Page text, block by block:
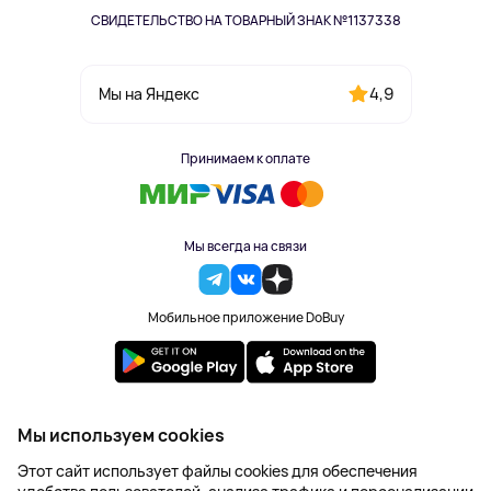
СВИДЕТЕЛЬСТВО НА ТОВАРНЫЙ ЗНАК №1137338
Мы на Яндекс 4,9
Принимаем к оплате
Мы всегда на связи
Мобильное приложение DoBuy
2023-2026 © DoBuy. Все права защищены
Правила обработки персональных данных
Пользовательское соглашение
Мы используем cookies
Этот сайт использует файлы cookies для обеспечения